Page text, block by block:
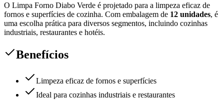
O Limpa Forno Diabo Verde é projetado para a limpeza eficaz de
fornos e superfícies de cozinha. Com embalagem de 12 unidades, é
uma escolha prática para diversos segmentos, incluindo cozinhas
industriais, restaurantes e hotéis.
Benefícios
Limpeza eficaz de fornos e superfícies
Ideal para cozinhas industriais e restaurantes